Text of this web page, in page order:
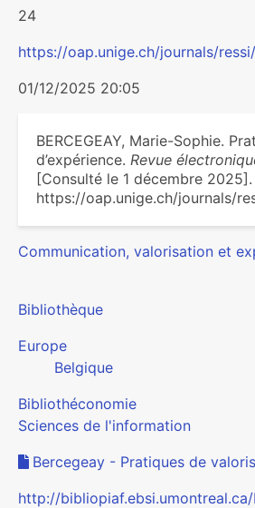
24
https://oap.unige.ch/journals/
01/12/2025 20:05
BERCEGEAY, Marie-Sophie.
d’expérience. Revue
[Consulté le 1 décembre 2025].
https://oap.unige.ch/journals/
Communication, valorisation et
Bibliothèque
Europe
Belgique
Bibliothéconomie
Sciences de l'information
Bercegeay - Pratiques de
http://